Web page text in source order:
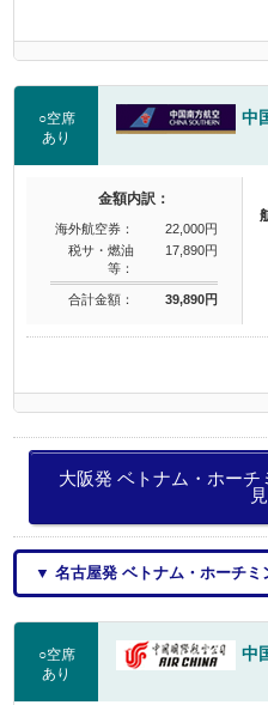
○空席
あり
中
金額内訳：
海外航空券：
22,000円
税サ・燃油
等：
17,890円
合計金額： 39,890円
大阪発 ベトナム・ホーチ
▼ 名古屋発 ベトナム・ホーチミ
○空席
あり
中